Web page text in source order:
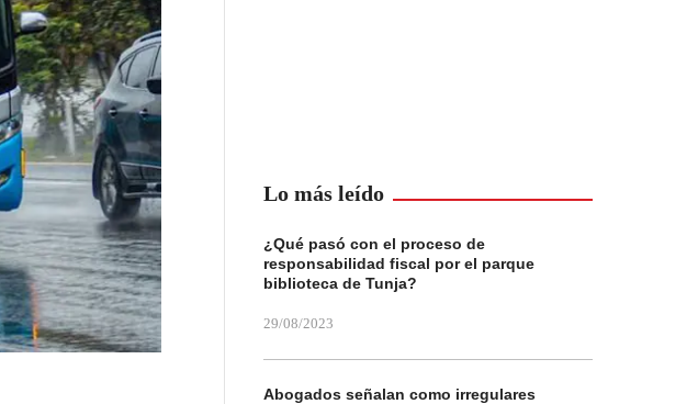
Lo más leído
¿Qué pasó con el proceso de
responsabilidad fiscal por el parque
biblioteca de Tunja?
29/08/2023
Abogados señalan como irregulares